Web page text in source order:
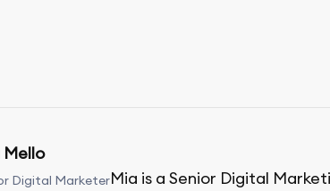
Mello
Digital MarketerMia is a Senior Digital